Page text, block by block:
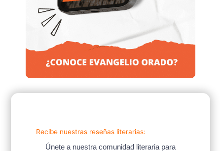
Recibe nuestras reseñas literarias:
Únete a nuestra comunidad literaria para